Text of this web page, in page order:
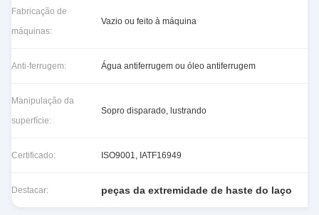
Fabricação de
máquinas:
Vazio ou feito à máquina
Anti-ferrugem: Água antiferrugem ou óleo antiferrugem
Manipulação da
superfície:
Sopro disparado, lustrando
Certificado: ISO9001, IATF16949
Destacar: peças da extremidade de haste do laço